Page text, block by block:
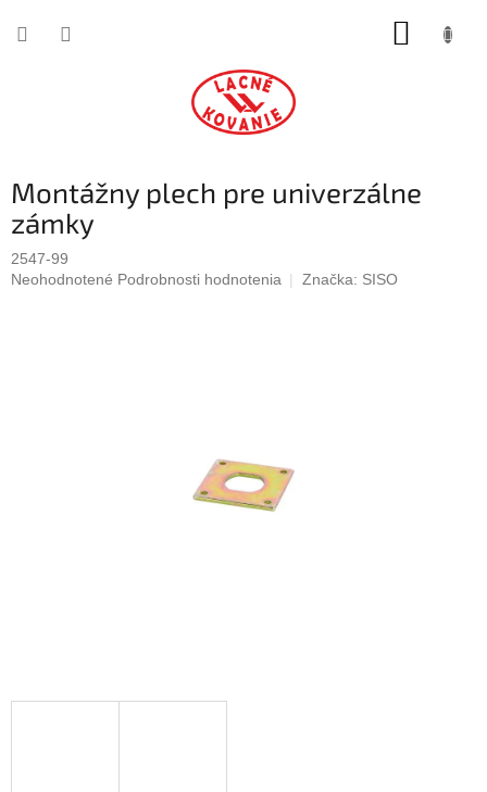
Montážny plech pre univerzálne
zámky
2547-99
Priemerné
Neohodnotené Podrobnosti hodnotenia Značka: SISO